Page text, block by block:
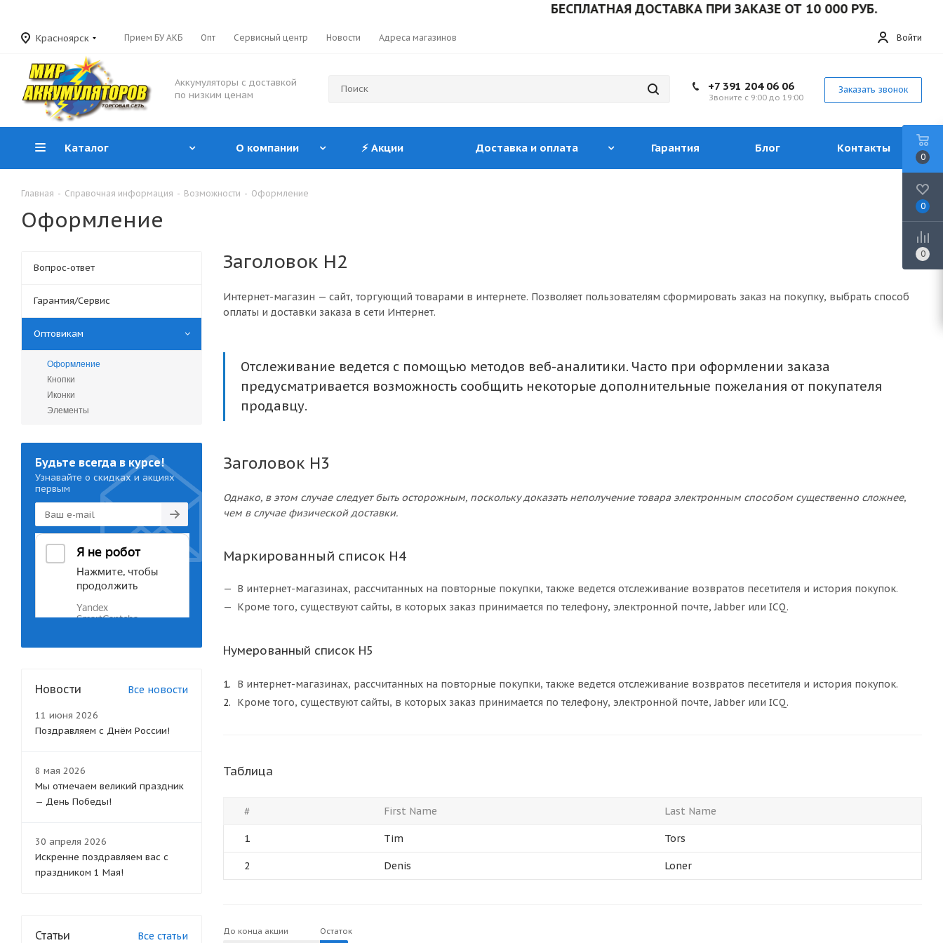
БЕСПЛАТНАЯ ДОСТАВКА ПРИ ЗАКАЗЕ ОТ 10 000 РУБ.
Красноярск Прием БУ АКБ Опт Сервисный центр Новости Адреса магазинов Войти
Аккумуляторы с доставкой
по низким ценам
+7 391 204 06 06
Звоните с 9:00 до 19:00
Заказать звонок
Каталог О компании ⚡ Акции Доставка и оплата Гарантия Блог Контакты
Главная - Справочная информация - Возможности - Оформление
Оформление
Заголовок H2
Интернет-магазин — сайт, торгующий товарами в интернете. Позволяет пользователям сформировать заказ на покупку, выбрать способ
оплаты и доставки заказа в сети Интернет.
Отслеживание ведется с помощью методов веб-аналитики. Часто при оформлении заказа
предусматривается возможность сообщить некоторые дополнительные пожелания от покупателя
продавцу.
Заголовок H3
Однако, в этом случае следует быть осторожным, поскольку доказать неполучение товара электронным способом существенно сложнее,
чем в случае физической доставки.
Маркированный список H4
В интернет-магазинах, рассчитанных на повторные покупки, также ведется отслеживание возвратов песетителя и история покупок.
Кроме того, существуют сайты, в которых заказ принимается по телефону, электронной почте, Jabber или ICQ.
Нумерованный список H5
В интернет-магазинах, рассчитанных на повторные покупки, также ведется отслеживание возвратов песетителя и история покупок.
Кроме того, существуют сайты, в которых заказ принимается по телефону, электронной почте, Jabber или ICQ.
Таблица
# First Name Last Name
1 Tim Tors
2 Denis Loner
До конца акции Остаток
Вопрос-ответ
Гарантия/Сервис
Оптовикам
Оформление
Кнопки
Иконки
Элементы
Будьте всегда в курсе!
Узнавайте о скидках и акциях
первым
Новости Все новости
11 июня 2026
Поздравляем с Днём России!
8 мая 2026
Мы отмечаем великий праздник
— День Победы!
30 апреля 2026
Искренне поздравляем вас с
праздником 1 Мая!
Статьи Все статьи
0
0
0